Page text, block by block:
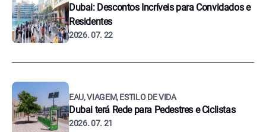
Dubai: Descontos Incríveis para Convidados e
Residentes
2026. 07. 22
EAU, VIAGEM, ESTILO DE VIDA
Dubai terá Rede para Pedestres e Ciclistas
2026. 07. 21